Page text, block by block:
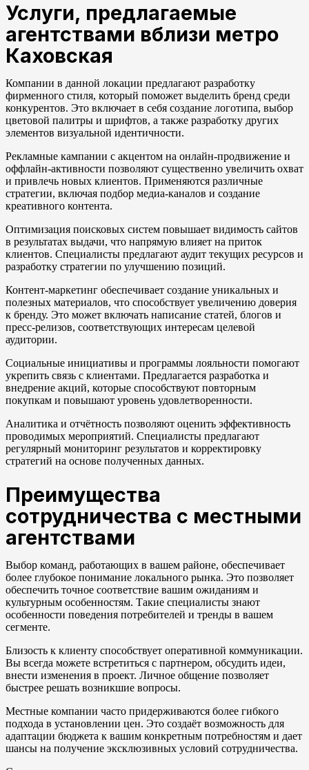
Услуги, предлагаемые
агентствами вблизи метро
Каховская
Компании в данной локации предлагают разработку
фирменного стиля, который поможет выделить бренд среди
конкурентов. Это включает в себя создание логотипа, выбор
цветовой палитры и шрифтов, а также разработку других
элементов визуальной идентичности.
Рекламные кампании с акцентом на онлайн-продвижение и
оффлайн-активности позволяют существенно увеличить охват
и привлечь новых клиентов. Применяются различные
стратегии, включая подбор медиа-каналов и создание
креативного контента.
Оптимизация поисковых систем повышает видимость сайтов
в результатах выдачи, что напрямую влияет на приток
клиентов. Специалисты предлагают аудит текущих ресурсов и
разработку стратегии по улучшению позиций.
Контент-маркетинг обеспечивает создание уникальных и
полезных материалов, что способствует увеличению доверия
к бренду. Это может включать написание статей, блогов и
пресс-релизов, соответствующих интересам целевой
аудитории.
Социальные инициативы и программы лояльности помогают
укрепить связь с клиентами. Предлагается разработка и
внедрение акций, которые способствуют повторным
покупкам и повышают уровень удовлетворенности.
Аналитика и отчётность позволяют оценить эффективность
проводимых мероприятий. Специалисты предлагают
регулярный мониторинг результатов и корректировку
стратегий на основе полученных данных.
Преимущества
сотрудничества с местными
агентствами
Выбор команд, работающих в вашем районе, обеспечивает
более глубокое понимание локального рынка. Это позволяет
обеспечить точное соответствие вашим ожиданиям и
культурным особенностям. Такие специалисты знают
особенности поведения потребителей и тренды в вашем
сегменте.
Близость к клиенту способствует оперативной коммуникации.
Вы всегда можете встретиться с партнером, обсудить идеи,
внести изменения в проект. Личное общение позволяет
быстрее решать возникшие вопросы.
Местные компании часто придерживаются более гибкого
подхода в установлении цен. Это создаёт возможность для
адаптации бюджета к вашим конкретным потребностям и дает
шансы на получение эксклюзивных условий сотрудничества.